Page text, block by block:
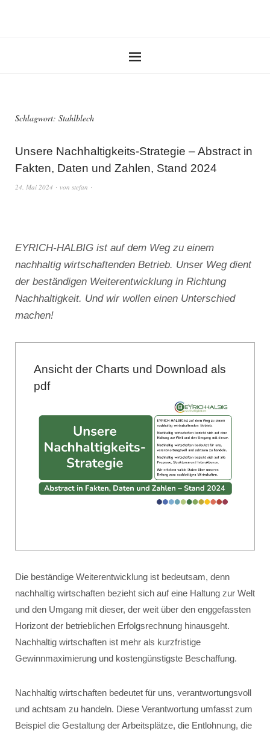
Schlagwort: Stahlblech
Unsere Nachhaltigkeits-Strategie – Abstract in
Fakten, Daten und Zahlen, Stand 2024
24. Mai 2024 von stefan
EYRICH-HALBIG ist auf dem Weg zu einem
nachhaltig wirtschaftenden Betrieb. Unser Weg dient
der beständigen Weiterentwicklung in Richtung
Nachhaltigkeit. Und wir wollen einen Unterschied
machen!
Ansicht der Charts und Download als
pdf
Die beständige Weiterentwicklung ist bedeutsam, denn
nachhaltig wirtschaften bezieht sich auf eine Haltung zur Welt
und den Umgang mit dieser, der weit über den enggefassten
Horizont der betrieblichen Erfolgsrechnung hinausgeht.
Nachhaltig wirtschaften ist mehr als kurzfristige
Gewinnmaximierung und kostengünstigste Beschaffung.
Nachhaltig wirtschaften bedeutet für uns, verantwortungsvoll
und achtsam zu handeln. Diese Verantwortung umfasst zum
Beispiel die Gestaltung der Arbeitsplätze, die Entlohnung, die